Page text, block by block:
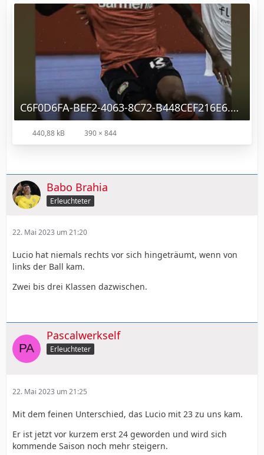
C6F0D6FA-BEF2-4063-8C72-B448CEF216E6.png
440,88 kB 390 × 844
Babo Brahia
Erleuchteter
22. Mai 2023 um 21:20
Lucio hat niemals rechts vor sich hingeträumt, wenn von
links der Ball kam.
Zwei bis drei Klassen dazwischen.
Pascalwerkself
Erleuchteter
22. Mai 2023 um 21:25
Mit dem feinen Unterschied, das Lucio mit 23 zu uns kam.
Er ist jetzt vor kurzem erst 24 geworden und wird sich
kommende Saison noch mehr steigern.